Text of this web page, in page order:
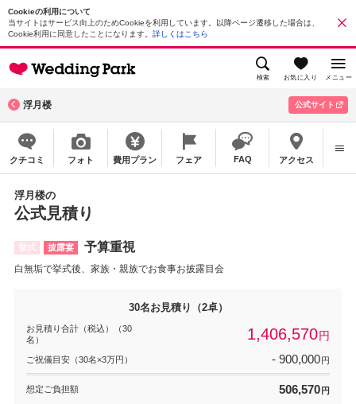
Cookieの利用について
当サイトはサービス向上のためCookieを利用しています。以降ページ遷移した場合は、
Cookie利用に同意したことになります。 詳しくはこちら
検索 お気に入り メニュー
浮月楼 公式サイト
クチコミ フォト 費用プラン フェア FAQ アクセス
浮月楼の
公式見積り
挙式 披露宴 予算重視
白無垢で挙式後、家族・親族でお食事お披露目会
30名お見積り（2卓）
お見積り合計（税込）（30
名）
1,406,570円
ご祝儀目安（30名×3万円） - 900,000円
想定ご負担額 506,570 円